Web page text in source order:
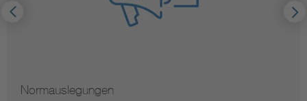
Normauslegungen